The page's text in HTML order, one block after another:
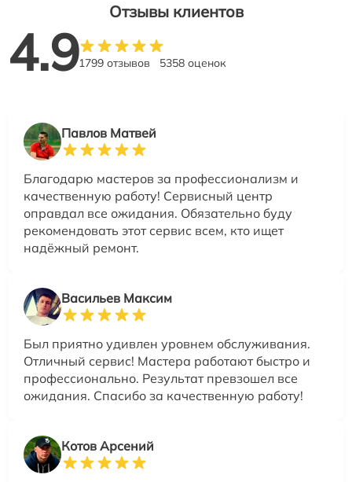
Отзывы клиентов
4.91799 отзывов 5358 оценок
Павлов Матвей
Благодарю мастеров за профессионализм и
качественную работу! Сервисный центр
оправдал все ожидания. Обязательно буду
рекомендовать этот сервис всем, кто ищет
надёжный ремонт.
Васильев Максим
Был приятно удивлен уровнем обслуживания.
Отличный сервис! Мастера работают быстро и
профессионально. Результат превзошел все
ожидания. Спасибо за качественную работу!
Котов Арсений